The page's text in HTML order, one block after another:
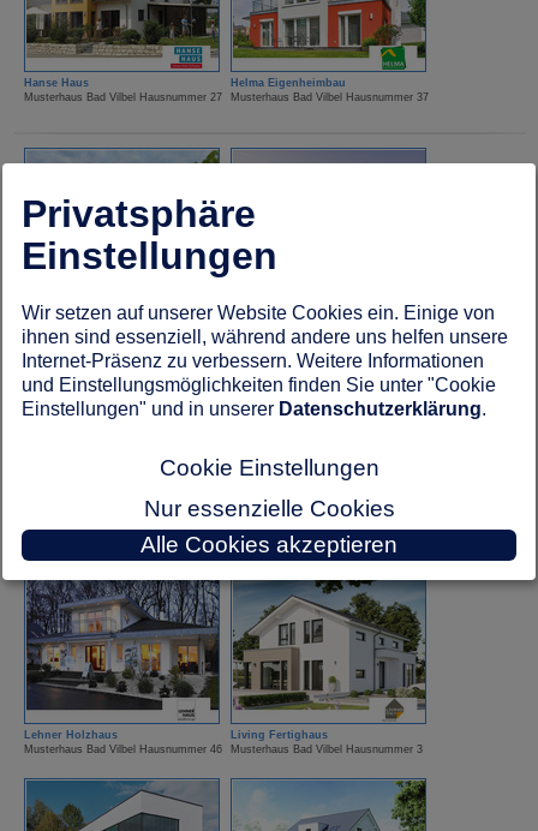
Hanse Haus
Musterhaus Bad Vilbel Hausnummer 27
Helma Eigenheimbau
Musterhaus Bad Vilbel Hausnummer 37
HUF Haus
Musterhaus Bad Vilbel Hausnummer 18
Kampa Haus
Musterhaus Bad Vilbel Hausnummer 19
Lechner Massivhaus
Lehner Holzhaus
Musterhaus Bad Vilbel Hausnummer 46
Living Fertighaus
Musterhaus Bad Vilbel Hausnummer 3
Privatsphäre
Einstellungen
Wir setzen auf unserer Website Cookies ein. Einige von
ihnen sind essenziell, während andere uns helfen unsere
Internet-Präsenz zu verbessern. Weitere Informationen
und Einstellungsmöglichkeiten finden Sie unter "Cookie
Einstellungen" und in unserer Datenschutzerklärung.
Cookie Einstellungen
Nur essenzielle Cookies
Alle Cookies akzeptieren